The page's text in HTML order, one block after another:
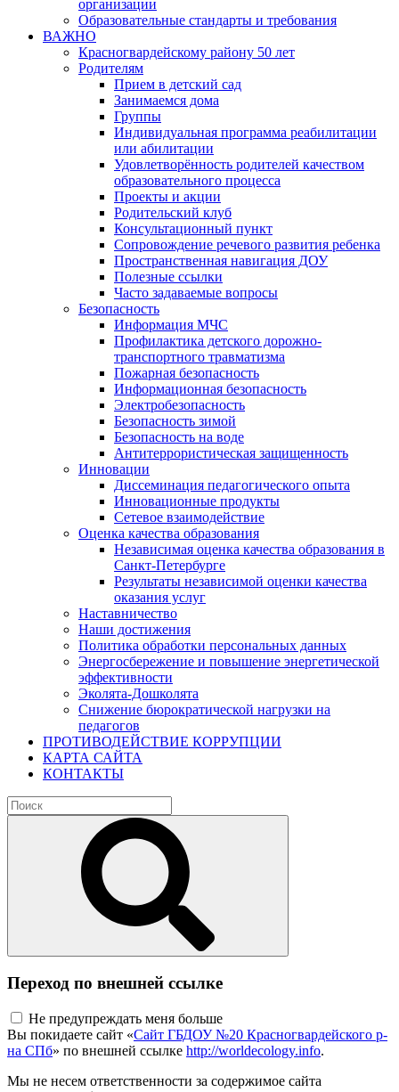
организации
Образовательные стандарты и требования
ВАЖНО
Красногвардейскому району 50 лет
Родителям
Прием в детский сад
Занимаемся дома
Группы
Индивидуальная программа реабилитации
или абилитации
Удовлетворённость родителей качеством
образовательного процесса
Проекты и акции
Родительский клуб
Консультационный пункт
Сопровождение речевого развития ребенка
Пространственная навигация ДОУ
Полезные ссылки
Часто задаваемые вопросы
Безопасность
Информация МЧС
Профилактика детского дорожно-
транспортного травматизма
Пожарная безопасность
Информационная безопасность
Электробезопасность
Безопасность зимой
Безопасность на воде
Антитеррористическая защищенность
Инновации
Диссеминация педагогического опыта
Инновационные продукты
Сетевое взаимодействие
Оценка качества образования
Независимая оценка качества образования в
Санкт-Петербурге
Результаты независимой оценки качества
оказания услуг
Наставничество
Наши достижения
Политика обработки персональных данных
Энергосбережение и повышение энергетической
эффективности
Эколята-Дошколята
Снижение бюрократической нагрузки на
педагогов
ПРОТИВОДЕЙСТВИЕ КОРРУПЦИИ
КАРТА САЙТА
КОНТАКТЫ
Переход по внешней ссылке
Не предупреждать меня больше
Вы покидаете сайт «Сайт ГБДОУ №20 Красногвардейского р-
на СПб» по внешней ссылке http://worldecology.info.
Мы не несем ответственности за содержимое сайта